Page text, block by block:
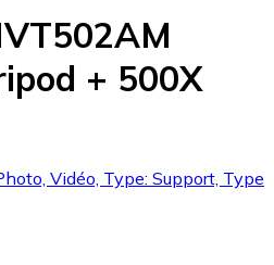
+ 500X
Vidéo, Type: Support, Type